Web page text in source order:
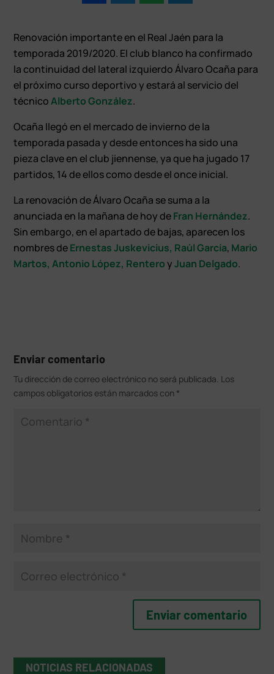
Renovación importante en el Real Jaén para la
temporada 2019/2020. El club blanco ha confirmado
la continuidad del lateral izquierdo Álvaro Ocaña para
el próximo curso deportivo y estará al servicio del
técnicoAlberto González.
Ocaña llegó en el mercado de invierno de la
temporada pasada y desde entonces ha sido una
pieza clave en el club jiennense, ya que ha jugado 17
partidos, 14 de ellos como desde el once inicial.
La renovación de Álvaro Ocaña se suma a la
anunciada en la mañana de hoy deFran Hernández.
Sin embargo, en el apartado de bajas, aparecen los
nombres deErnestas Juskevicius, Raúl García, Mario
Martos, Antonio López, RenteroyJuan Delgado.
Enviar comentario
Tu dirección de correo electrónico no será publicada. Los
campos obligatorios están marcados con *
NOTICIAS RELACIONADAS